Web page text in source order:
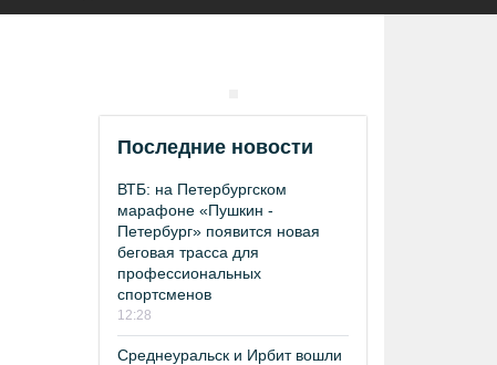
Последние новости
ВТБ: на Петербургском
марафоне «Пушкин -
Петербург» появится новая
беговая трасса для
профессиональных
спортсменов
12:28
Среднеуральск и Ирбит вошли